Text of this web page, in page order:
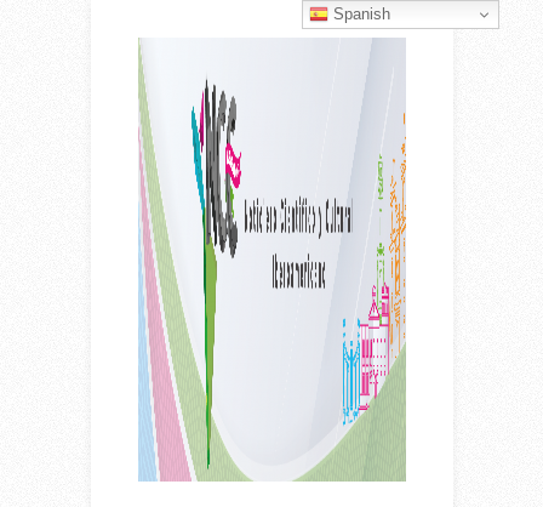
Spanish